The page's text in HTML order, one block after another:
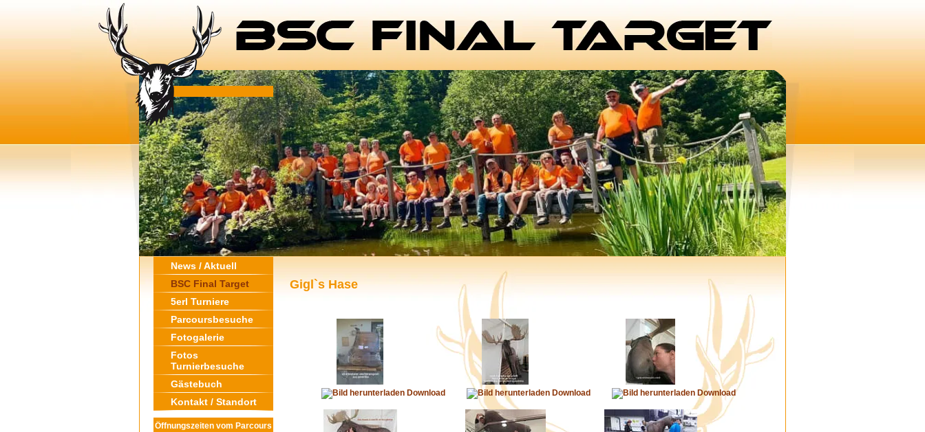
News / Aktuell
BSC Final Target
5erl Turniere
Parcoursbesuche
Fotogalerie
Fotos
Turnierbesuche
Gästebuch
Kontakt / Standort
Öffnungszeiten vom Parcours
Gigl`s Hase
Download Download Download